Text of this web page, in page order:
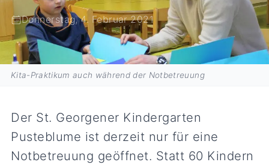
Donnerstag, 4. Februar 2021
Kita-Praktikum auch während der Notbetreuung
Der St. Georgener Kindergarten
Pusteblume ist derzeit nur für eine
Notbetreuung geöffnet. Statt 60 Kindern